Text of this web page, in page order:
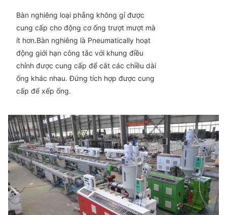
Bàn nghiêng loại phẳng không gỉ được
cung cấp cho động cơ ống trượt mượt mà
ít hơn.Bàn nghiêng là Pneumatically hoạt
động giới hạn công tắc với khung điều
chỉnh được cung cấp để cắt các chiều dài
ống khác nhau. Đứng tích hợp được cung
cấp để xếp ống.